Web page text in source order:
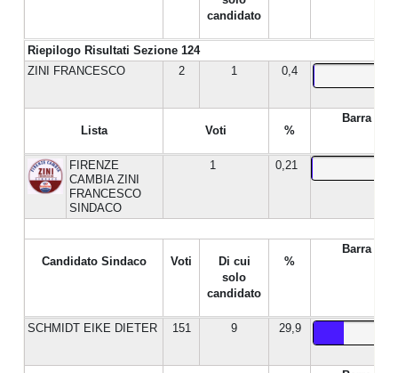
Riepilogo Risultati Sezione 124
candidato
ZINI FRANCESCO 2 1 0,4
Lista Voti %
Barra %
FIRENZE
CAMBIA ZINI
FRANCESCO
SINDACO
1 0,21
Candidato Sindaco Voti
Di cui
solo
candidato
%
Barra %
SCHMIDT EIKE DIETER 151 9 29,9